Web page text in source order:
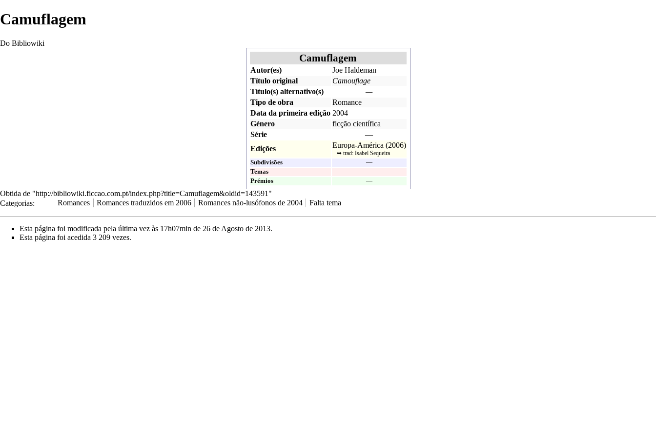
Camuflagem
Do Bibliowiki
Camuflagem
Autor(es)
Joe Haldeman
Título original
Camouflage
Título(s) alternativo(s)
—
Tipo de obra
Romance
Data da primeira edição 2004
Género
ficção científica
Série
—
Edições
Europa-América (2006)
➥ trad: Isabel Sequeira
Subdivisões
—
Temas
Prémios
—
Obtida de "http://bibliowiki.ficcao.com.pt/index.php?title=Camuflagem&oldid=143591 "
Categorias: Romances Romances traduzidos em 2006 Romances não-lusófonos de 2004 Falta tema
Esta página foi modificada pela última vez às 17h07min de 26 de Agosto de 2013.
Esta página foi acedida 3 209 vezes.